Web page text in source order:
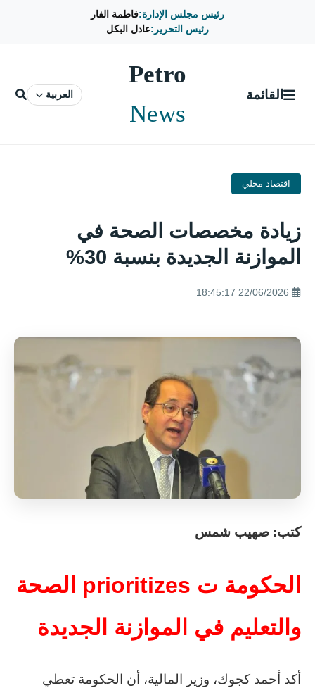
رئيس مجلس الإدارة:فاطمة الفار
رئيس التحرير:عادل البكل
القائمة
Petro
News
العربية
اقتصاد محلي
زيادة مخصصات الصحة في
الموازنة الجديدة بنسبة 30%
كتب: صهيب شمس
الحكومة ت prioritizes الصحة
والتعليم في الموازنة الجديدة
أكد أحمد كجوك، وزير المالية، أن الحكومة تعطي